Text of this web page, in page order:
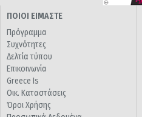
ΠΟΙΟΙ ΕΙΜΑΣΤΕ
Πρόγραμμα
Συχνότητες
Δελτία τύπου
Επικοινωνία
Greece Is
Οικ. Καταστάσεις
Όροι Χρήσης